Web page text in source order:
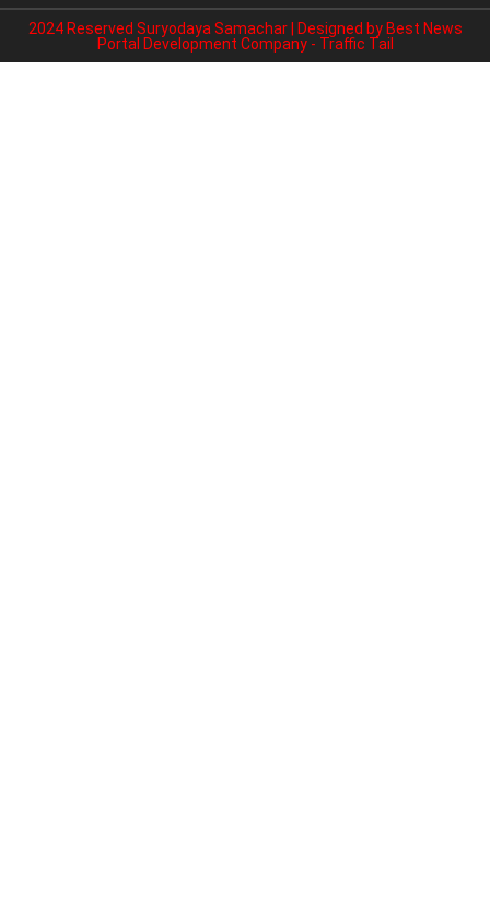
2024 Reserved Suryodaya Samachar | Designed byBest News
Portal Development Company- Traffic Tail